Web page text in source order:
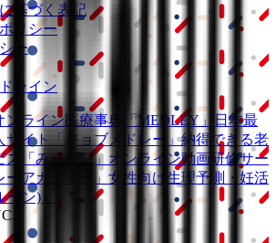
基づく表記
リシー
ー
ライン
ンライン医療事典 「MEDLEY」
日本最
サイト「ジョブメドレー」納得できる老
「みんかい」 オンライン動画研修サー
アカデミー」 女性向け 生理予測・妊活
ーン)」